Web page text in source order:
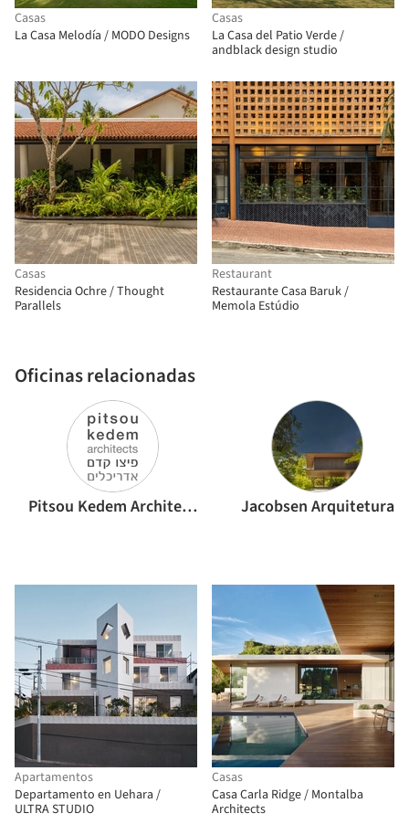
Casas
La Casa Melodía / MODO Designs
Casas
La Casa del Patio Verde /
andblack design studio
Casas
Residencia Ochre / Thought
Parallels
Oficinas relacionadas
Pitsou Kedem Architects Jacobsen Arquitetura
Restaurant
Restaurante Casa Baruk /
Memola Estúdio
Apartamentos
Departamento en Uehara /
ULTRA STUDIO
Casas
Casa Carla Ridge / Montalba
Architects